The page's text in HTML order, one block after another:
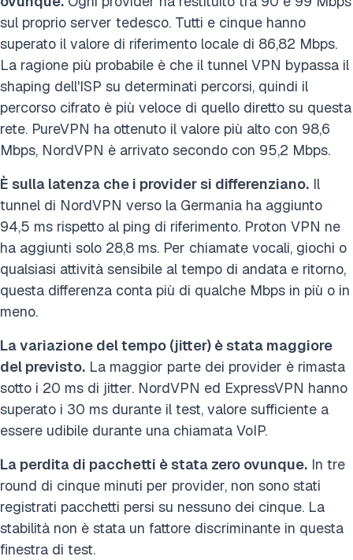
sul proprio server tedesco. Tutti e cinque hanno
superato il valore di riferimento locale di 86,82 Mbps.
La ragione più probabile è che il tunnel VPN bypassa il
shaping dell'ISP su determinati percorsi, quindi il
percorso cifrato è più veloce di quello diretto su questa
rete. PureVPN ha ottenuto il valore più alto con 98,6
Mbps, NordVPN è arrivato secondo con 95,2 Mbps.
È sulla latenza che i provider si differenziano. Il
tunnel di NordVPN verso la Germania ha aggiunto
94,5 ms rispetto al ping di riferimento. Proton VPN ne
ha aggiunti solo 28,8 ms. Per chiamate vocali, giochi o
qualsiasi attività sensibile al tempo di andata e ritorno,
questa differenza conta più di qualche Mbps in più o in
meno.
La variazione del tempo (jitter) è stata maggiore
del previsto. La maggior parte dei provider è rimasta
sotto i 20 ms di jitter. NordVPN ed ExpressVPN hanno
superato i 30 ms durante il test, valore sufficiente a
essere udibile durante una chiamata VoIP.
La perdita di pacchetti è stata zero ovunque. In tre
round di cinque minuti per provider, non sono stati
registrati pacchetti persi su nessuno dei cinque. La
stabilità non è stata un fattore discriminante in questa
finestra di test.